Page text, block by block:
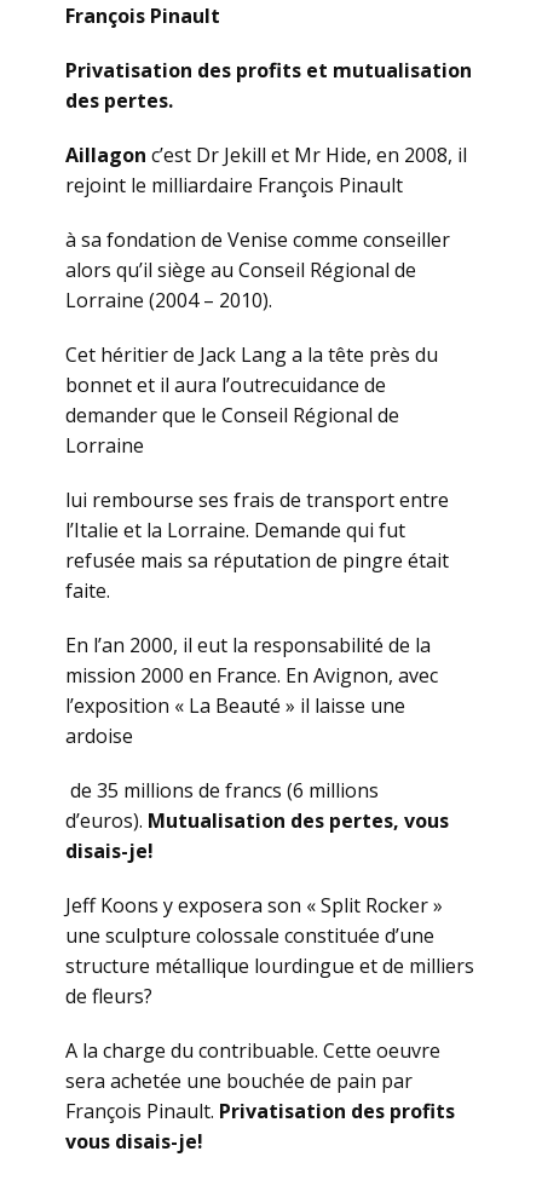
François Pinault
Privatisation des profits et mutualisation
des pertes.
Aillagon c’est Dr Jekill et Mr Hide, en 2008, il
rejoint le milliardaire François Pinault
à sa fondation de Venise comme conseiller
alors qu’il siège au Conseil Régional de
Lorraine (2004 – 2010).
Cet héritier de Jack Lang a la tête près du
bonnet et il aura l’outrecuidance de
demander que le Conseil Régional de
Lorraine
lui rembourse ses frais de transport entre
l’Italie et la Lorraine. Demande qui fut
refusée mais sa réputation de pingre était
faite.
En l’an 2000, il eut la responsabilité de la
mission 2000 en France. En Avignon, avec
l’exposition « La Beauté » il laisse une
ardoise
de 35 millions de francs (6 millions
d’euros). Mutualisation des pertes, vous
disais-je!
Jeff Koons y exposera son « Split Rocker »
une sculpture colossale constituée d’une
structure métallique lourdingue et de milliers
de fleurs?
A la charge du contribuable. Cette oeuvre
sera achetée une bouchée de pain par
François Pinault. Privatisation des profits
vous disais-je!